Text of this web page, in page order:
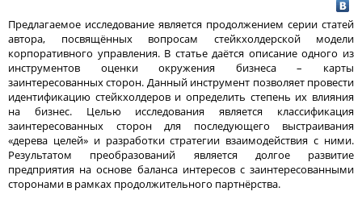
Предлагаемое исследование является продолжением серии статей
автора, посвящённых вопросам стейкхолдерской модели
корпоративного управления. В статье даётся описание одного из
инструментов оценки окружения бизнеса – карты
заинтересованных сторон. Данный инструмент позволяет провести
идентификацию стейкхолдеров и определить степень их влияния
на бизнес. Целью исследования является классификация
заинтересованных сторон для последующего выстраивания
«дерева целей» и разработки стратегии взаимодействия с ними.
Результатом преобразований является долгое развитие
предприятия на основе баланса интересов с заинтересованными
сторонами в рамках продолжительного партнёрства.